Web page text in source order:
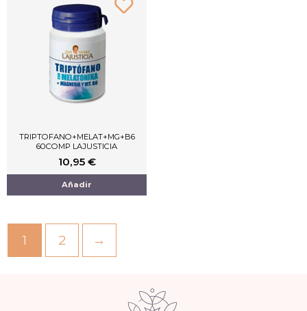
TRIPTOFANO+MELAT+MG+B6
60COMP LAJUSTICIA
10,95 €
Añadir
1 2 →